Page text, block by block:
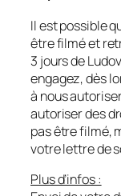
Il est possible
être filmé et
3 jours de
engagez, dès
à nous
autoriser des
pas être filmé,
votre lettre de
Plus d’infos :